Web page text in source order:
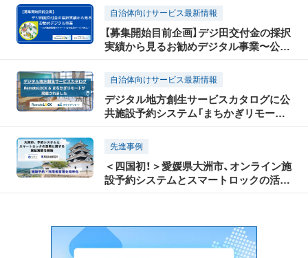
「RemoteLOCK」と予約システム「まちか
ぎリモート」の連携で人手を介さない運
用を実現〜
自治体向けサービス最新情報
【募集開始目前企画】デジ田交付金の採択
実績から見るお勧めデジタル事業〜公共
上〜
自治体向けサービス最新情報
デジタル地方創生サービスカタログに公
共施設予約システム「まちかぎリモート」
先進事例
＜四国初！＞愛媛県大洲市、オンライン施
設予約システムとスマートロックの活用